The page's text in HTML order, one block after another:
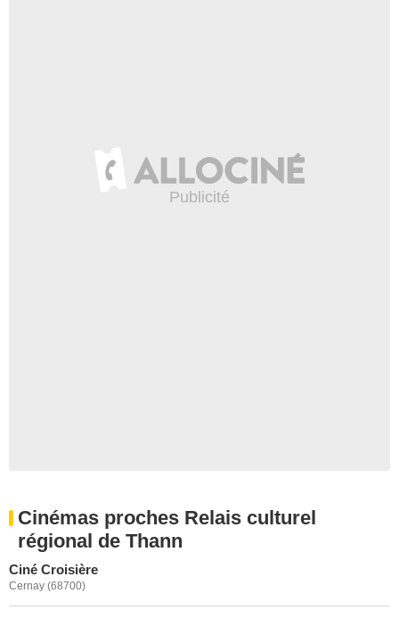
Cinémas proches Relais culturel
régional de Thann
Ciné Croisière
Cernay (68700)